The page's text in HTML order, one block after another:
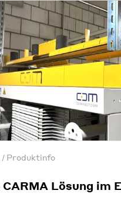
/ Produktinfo
CARMA Lösung im